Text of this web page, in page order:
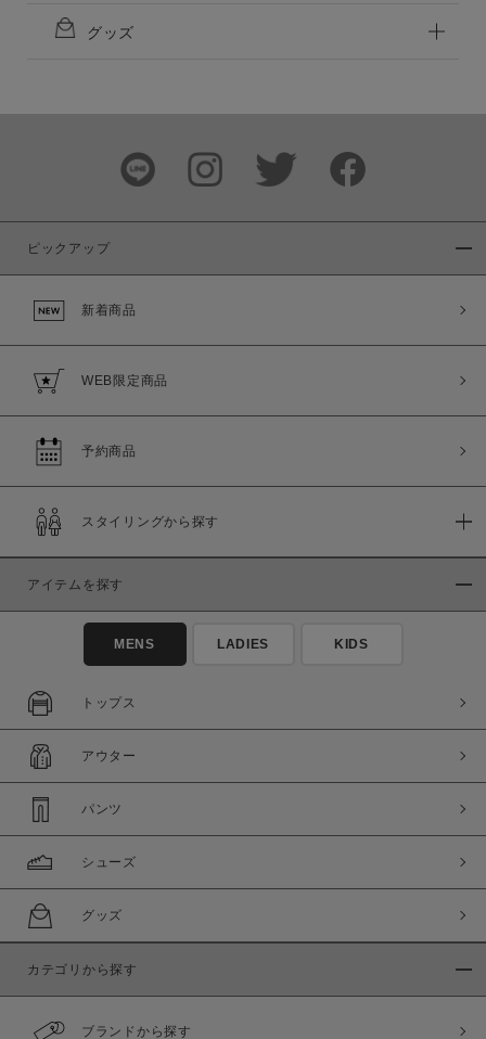
グッズ
ピックアップ
新着商品
WEB限定商品
予約商品
スタイリングから探す
アイテムを探す
MENS LADIES KIDS
トップス
アウター
パンツ
シューズ
グッズ
カテゴリから探す
ブランドから探す